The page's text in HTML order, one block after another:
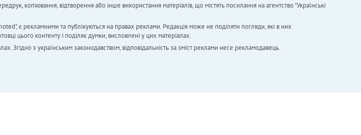
копіювання, відтворення або інше використання матеріалів, що містять посилання на агентство "Українськi
є рекламними та публікуються на правах реклами. Редакція може не поділяти погляди, які в них
цього контенту і поділяє думки, висловлені у цих матеріалах.
Згідно з українським законодавством, відповідальність за зміст реклами несе рекламодавець.